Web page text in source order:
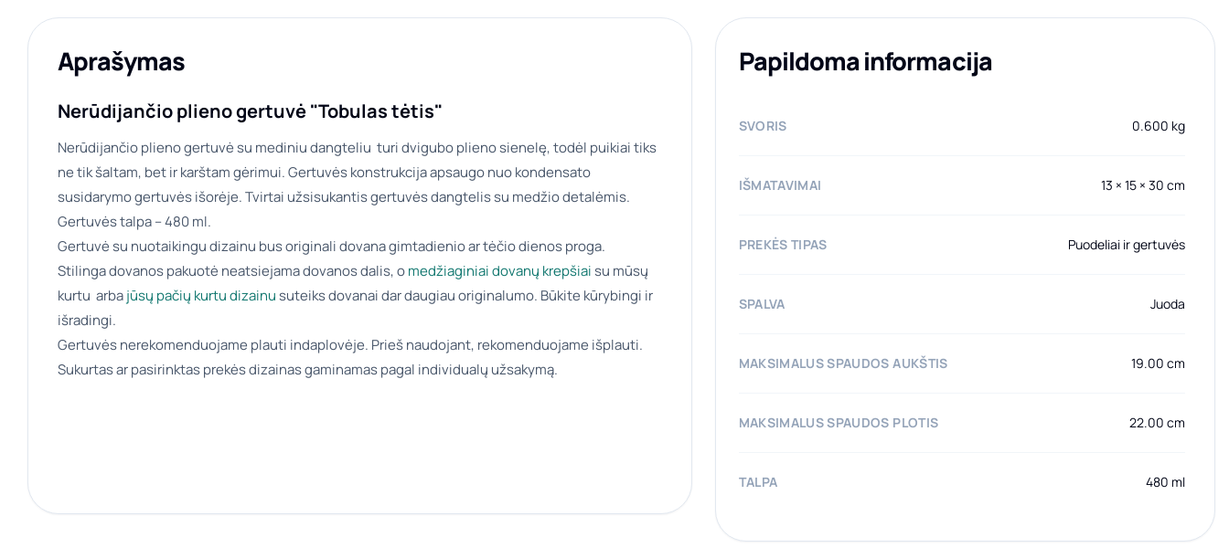
Aprašymas
Nerūdijančio plieno gertuvė "Tobulas tėtis"
Nerūdijančio plieno gertuvė su mediniu dangteliu turi dvigubo plieno sienelę, todėl puikiai tiks
ne tik šaltam, bet ir karštam gėrimui. Gertuvės konstrukcija apsaugo nuo kondensato
susidarymo gertuvės išorėje. Tvirtai užsisukantis gertuvės dangtelis su medžio detalėmis.
Gertuvės talpa – 480 ml.
Gertuvė su nuotaikingu dizainu bus originali dovana gimtadienio ar tėčio dienos proga.
Stilinga dovanos pakuotė neatsiejama dovanos dalis, omedžiaginiai dovanų krepšiaisu mūsų
kurtu arbajūsų pačių kurtu dizainusuteiks dovanai dar daugiau originalumo. Būkite kūrybingi ir
išradingi.
Gertuvės nerekomenduojame plauti indaplovėje. Prieš naudojant, rekomenduojame išplauti.
Sukurtas ar pasirinktas prekės dizainas gaminamas pagal individualų užsakymą.
Papildoma informacija
SVORIS 0.600 kg
IŠMATAVIMAI 13 × 15 × 30 cm
PREKĖS TIPAS Puodeliai ir gertuvės
SPALVA Juoda
MAKSIMALUS SPAUDOS AUKŠTIS 19.00 cm
MAKSIMALUS SPAUDOS PLOTIS 22.00 cm
TALPA 480 ml